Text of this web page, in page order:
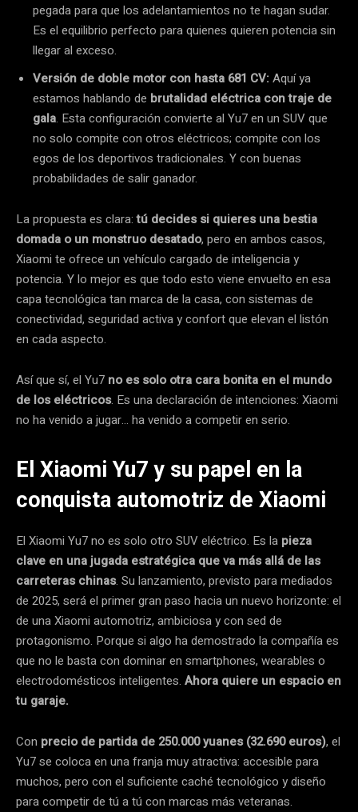
pegada para que los adelantamientos no te hagan sudar.
Es el equilibrio perfecto para quienes quieren potencia sin
llegar al exceso.
Versión de doble motor con hasta 681 CV:Aquí ya
estamos hablando de brutalidad eléctrica con traje de
gala. Esta configuración convierte al Yu7 en un SUV que
no solo compite con otros eléctricos; compite con los
egos de los deportivos tradicionales. Y con buenas
probabilidades de salir ganador.
La propuesta es clara:tú decides si quieres una bestia
domada o un monstruo desatado, pero en ambos casos,
Xiaomi te ofrece un vehículo cargado de inteligencia y
potencia. Y lo mejor es que todo esto viene envuelto en esa
capa tecnológica tan marca de la casa, con sistemas de
conectividad, seguridad activa y confort que elevan el listón
en cada aspecto.
Así que sí, el Yu7 no es solo otra cara bonita en el mundo
de los eléctricos. Es una declaración de intenciones: Xiaomi
no ha venido a jugar… ha venido a competir en serio.
El Xiaomi Yu7 y su papel en la
conquista automotriz de Xiaomi
El Xiaomi Yu7 no es solo otro SUV eléctrico. Es la pieza
clave en una jugada estratégica que va más allá de las
carreteras chinas. Su lanzamiento, previsto para mediados
de 2025, será el primer gran paso hacia un nuevo horizonte: el
de una Xiaomi automotriz, ambiciosa y con sed de
protagonismo. Porque si algo ha demostrado la compañía es
que no le basta con dominar en smartphones, wearables o
electrodomésticos inteligentes. Ahora quiere un espacio en
tu garaje.
Con precio de partida de 250.000 yuanes (32.690 euros), el
Yu7 se coloca en una franja muy atractiva: accesible para
muchos, pero con el suficiente caché tecnológico y diseño
para competir de tú a tú con marcas más veteranas.